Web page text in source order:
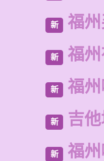
新 福
新 福
新 福
新 吉
新 福